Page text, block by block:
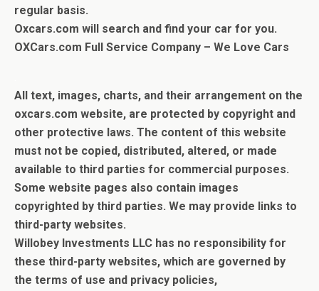
regular basis.
Oxcars.com will search and find your car for you.
OXCars.com Full Service Company – We Love Cars
All text, images, charts, and their arrangement on the
oxcars.com website, are protected by copyright and
other protective laws. The content of this website
must not be copied, distributed, altered, or made
available to third parties for commercial purposes.
Some website pages also contain images
copyrighted by third parties. We may provide links to
third-party websites.
Willobey Investments LLC has no responsibility for
these third-party websites, which are governed by
the terms of use and privacy policies,